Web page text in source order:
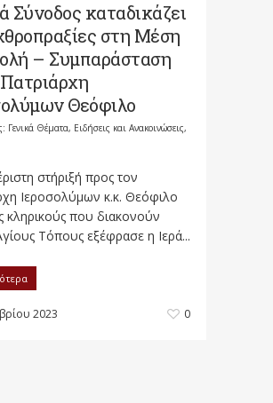
Σύνοδος καταδικάζει
στη Μέση
– Συμπαράσταση
Θεόφιλο
Γενικά Θέματα, Ειδήσεις και Ανακοινώσεις,
στήριξή προς τον
Ιεροσολύμων κ.κ. Θεόφιλο
κληρικούς που διακονούν
Τόπους εξέφρασε η Ιερά...
2023 0